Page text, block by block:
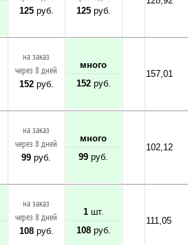
125руб. 125руб.
на заказ
через 8 дней
152руб.
много
152руб.
157,01
на заказ
через 8 дней
99 руб.
много
99 руб.
102,12
на заказ
через 8 дней
108руб.
1шт.
108руб.
111,05